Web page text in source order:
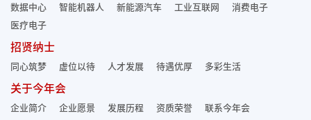
数据中心 智能机器人 新能源汽车 工业互联网
消费电子
医疗电子
招贤纳士
同心筑梦 虚位以待 人才发展 待遇优厚 多彩生活
关于今年会
企业简介 企业愿景 发展历程 资质荣誉
联系今年会